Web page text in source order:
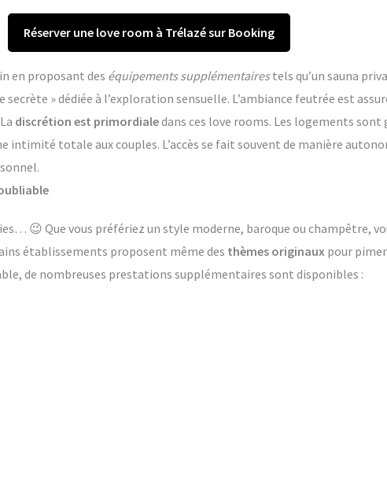
Réserver une love room à Trélazé sur Booking
en proposant des équipements supplémentairestels qu’un sauna
secrète » dédiée à l’exploration sensuelle. L’ambiance feutrée est
discrétion est primordialedans ces love rooms. Les logements
intimité totale aux couples. L’accès se fait souvent de manière
😉 Que vous préfériez un style moderne, baroque ou champêtre,
établissements proposent même des thèmes originaux pour
de nombreuses prestations supplémentaires sont disponibles :